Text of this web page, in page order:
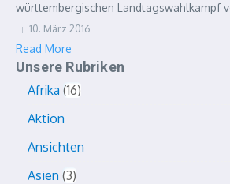
württembergischen Landtagswahlkampf
10. März 2016
Read More
Unsere Rubriken
Afrika 16
Aktion
Ansichten
Asien 3